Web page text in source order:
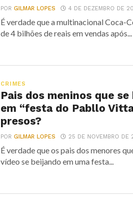
PORGILMAR LOPES 4 DE DEZEMBRO DE
É verdade que a multinacional Coca-
de 4 bilhões de reais em vendas após...
CRIMES
Pais dos meninos que se
em “festa do Pabllo
presos?
PORGILMAR LOPES 25 DE NOVEMBRO DE
É verdade que os pais dos menores
vídeo se beijando em uma festa...